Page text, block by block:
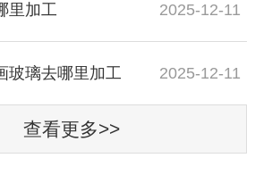
里加工 2025-12-11
玻璃去哪里加工 2025-12-11
查看更多>>